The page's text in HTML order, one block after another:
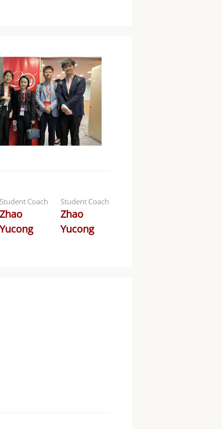
Coach Student Coach
Zhao
Yucong